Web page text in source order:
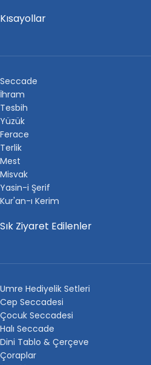
Kısayollar
Seccade
İhram
Tesbih
Yüzük
Ferace
Terlik
Mest
Misvak
Yasin-i Şerif
Kur'an-ı Kerim
Sık Ziyaret Edilenler
Umre Hediyelik Setleri
Cep Seccadesi
Çocuk Seccadesi
Halı Seccade
Dini Tablo & Çerçeve
Çoraplar